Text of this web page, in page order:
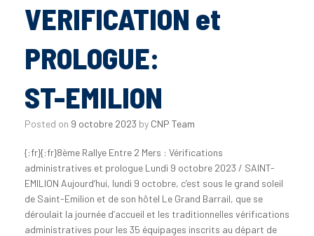
VERIFICATION et
PROLOGUE:
ST-EMILION
Posted on 9 octobre 2023 by CNP Team
{:fr}{:fr}8ème Rallye Entre 2 Mers : Vérifications
administratives et prologue Lundi 9 octobre 2023 / SAINT-
EMILION Aujourd’hui, lundi 9 octobre, c’est sous le grand soleil
de Saint-Emilion et de son hôtel Le Grand Barrail, que se
déroulait la journée d’accueil et les traditionnelles vérifications
administratives pour les 35 équipages inscrits au départ de